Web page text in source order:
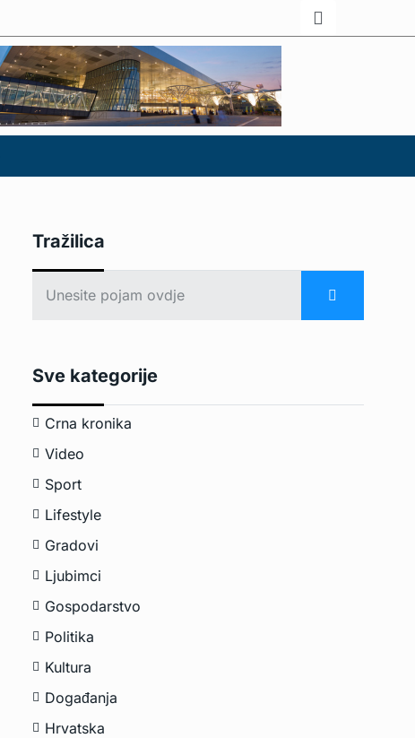
Tražilica
Sve kategorije
Crna kronika
Video
Sport
Lifestyle
Gradovi
Ljubimci
Gospodarstvo
Politika
Kultura
Događanja
Hrvatska